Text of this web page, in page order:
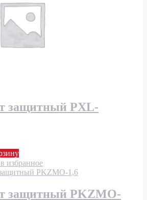
защитный PXL-
избранное
защитный PKZMO-